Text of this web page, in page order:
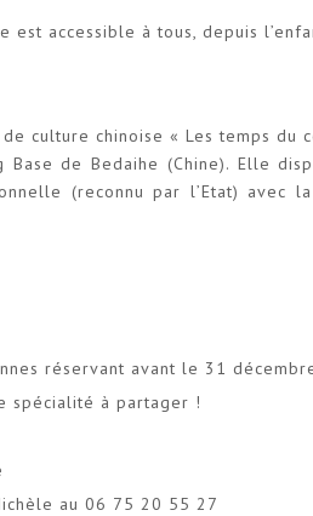
accessible à tous, depuis
culture chinoise « Les temps du
de Bedaihe (Chine). Elle
(reconnu par l’Etat) avec
réservant avant le 31
spécialité à partager !
au 06 75 20 55 27